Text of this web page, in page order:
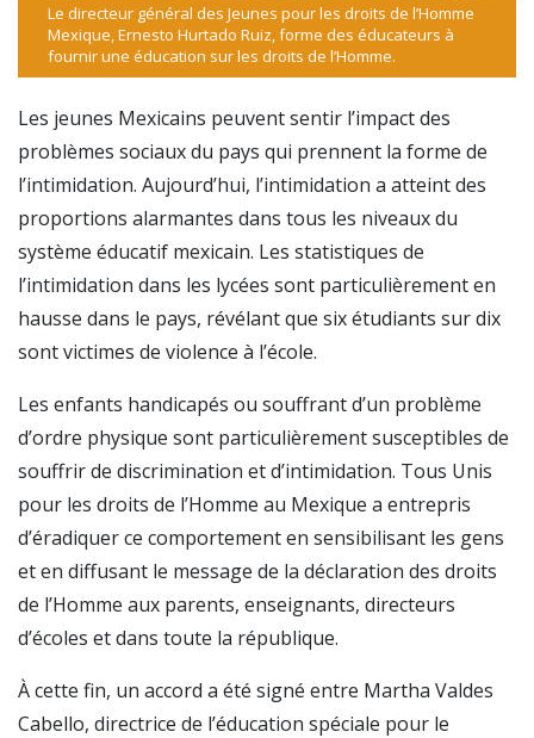
Le directeur général des Jeunes pour les droits de l’Homme
Mexique, Ernesto Hurtado Ruiz, forme des éducateurs à
fournir une éducation sur les droits de l’Homme.
Les jeunes Mexicains peuvent sentir l’impact des
problèmes sociaux du pays qui prennent la forme de
l’intimidation. Aujourd’hui, l’intimidation a atteint des
proportions alarmantes dans tous les niveaux du
système éducatif mexicain. Les statistiques de
l’intimidation dans les lycées sont particulièrement en
hausse dans le pays, révélant que six étudiants sur dix
sont victimes de violence à l’école.
Les enfants handicapés ou souffrant d’un problème
d’ordre physique sont particulièrement susceptibles de
souffrir de discrimination et d’intimidation. Tous Unis
pour les droits de l’Homme au Mexique a entrepris
d’éradiquer ce comportement en sensibilisant les gens
et en diffusant le message de la déclaration des droits
de l’Homme aux parents, enseignants, directeurs
d’écoles et dans toute la république.
À cette fin, un accord a été signé entre Martha Valdes
Cabello, directrice de l’éducation spéciale pour le